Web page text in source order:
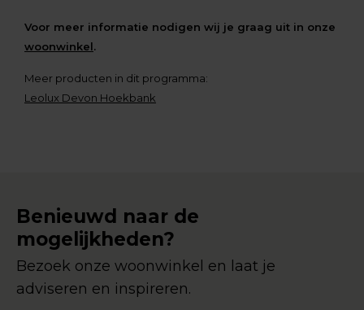
Voor meer informatie nodigen wij je graag uit in onze
woonwinkel.
Meer producten in dit programma:
Leolux Devon Hoekbank
Benieuwd naar de
mogelijkheden?
Bezoek onze woonwinkel en laat je
adviseren en inspireren.